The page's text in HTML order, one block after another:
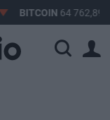
BITCOIN 64 762,89